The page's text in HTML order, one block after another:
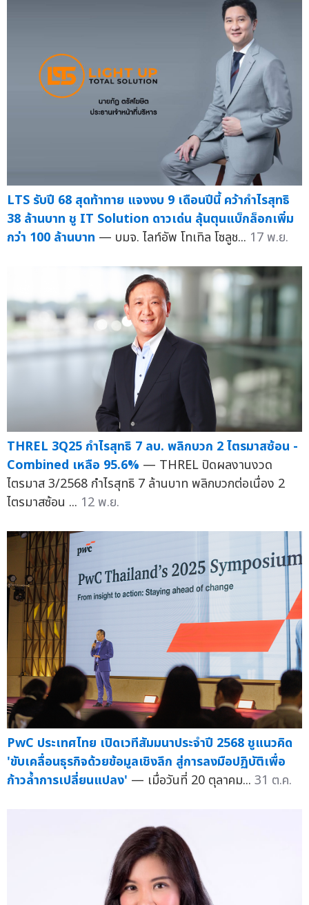
LTS รับปี 68 สุดท้าทาย แจงงบ 9 เดือนปีนี้ คว้ากำไรสุทธิ
38 ล้านบาท ชู IT Solution ดาวเด่น ลุ้นตุนแบ็กล็อกเพิ่ม
กว่า 100 ล้านบาท — บมจ. ไลท์อัพ โทเทิล โซลูช... 17 พ.ย.
THREL 3Q25 กำไรสุทธิ 7 ลบ. พลิกบวก 2 ไตรมาสซ้อน -
Combined เหลือ 95.6% — THREL ปิดผลงานงวด
ไตรมาส 3/2568 กำไรสุทธิ 7 ล้านบาท พลิกบวกต่อเนื่อง 2
ไตรมาสซ้อน ... 12 พ.ย.
PwC ประเทศไทย เปิดเวทีสัมมนาประจำปี 2568 ชูแนวคิด
'ขับเคลื่อนธุรกิจด้วยข้อมูลเชิงลึก สู่การลงมือปฏิบัติเพื่อ
ก้าวล้ำการเปลี่ยนแปลง' — เมื่อวันที่ 20 ตุลาคม... 31 ต.ค.